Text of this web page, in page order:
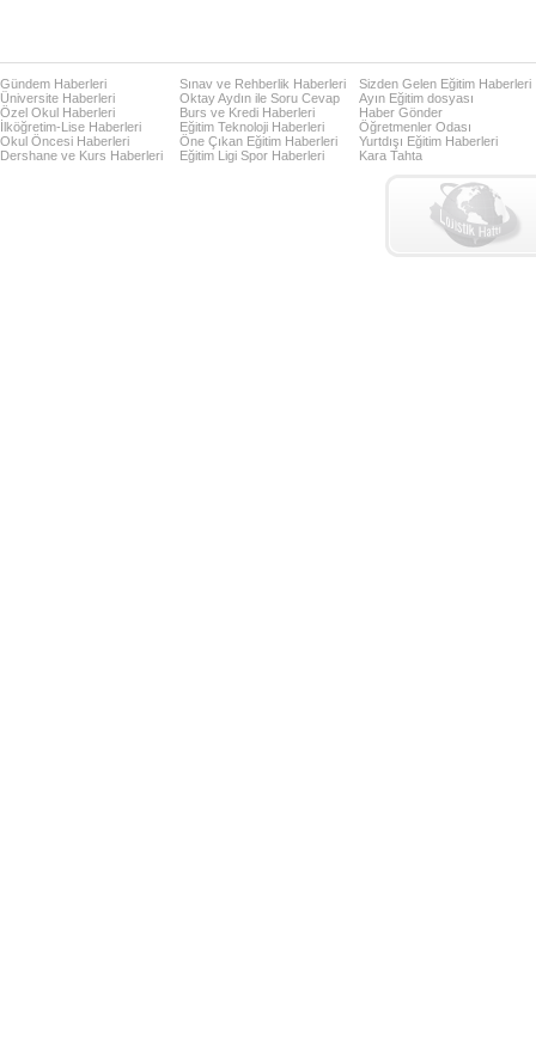
Gündem Haberleri
Üniversite Haberleri
Özel Okul Haberleri
İlköğretim-Lise Haberleri
Okul Öncesi Haberleri
Dershane ve Kurs Haberleri
Sınav ve Rehberlik Haberleri
Oktay Aydın ile Soru Cevap
Burs ve Kredi Haberleri
Eğitim Teknoloji Haberleri
Öne Çıkan Eğitim Haberleri
Eğitim Ligi Spor Haberleri
Sizden Gelen Eğitim Haberleri
Ayın Eğitim dosyası
Haber Gönder
Öğretmenler Odası
Yurtdışı Eğitim Haberleri
Kara Tahta